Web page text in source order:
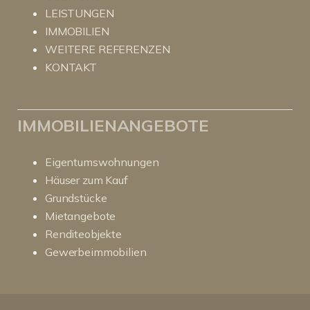
LEISTUNGEN
IMMOBILIEN
WEITERE REFERENZEN
KONTAKT
IMMOBILIENANGEBOTE
Eigentumswohnungen
Häuser zum Kauf
Grundstücke
Mietangebote
Renditeobjekte
Gewerbeimmobilien